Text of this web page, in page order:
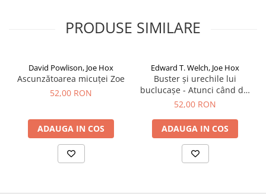
PRODUSE SIMILARE
David Powlison, Joe Hox
Ascunzătoarea micuței Zoe
52,00 RON
ADAUGA IN COS
Edward T. Welch, Joe Hox
Buster și urechile lui
buclucașe - Atunci când dai
de eșec!
52,00 RON
ADAUGA IN COS